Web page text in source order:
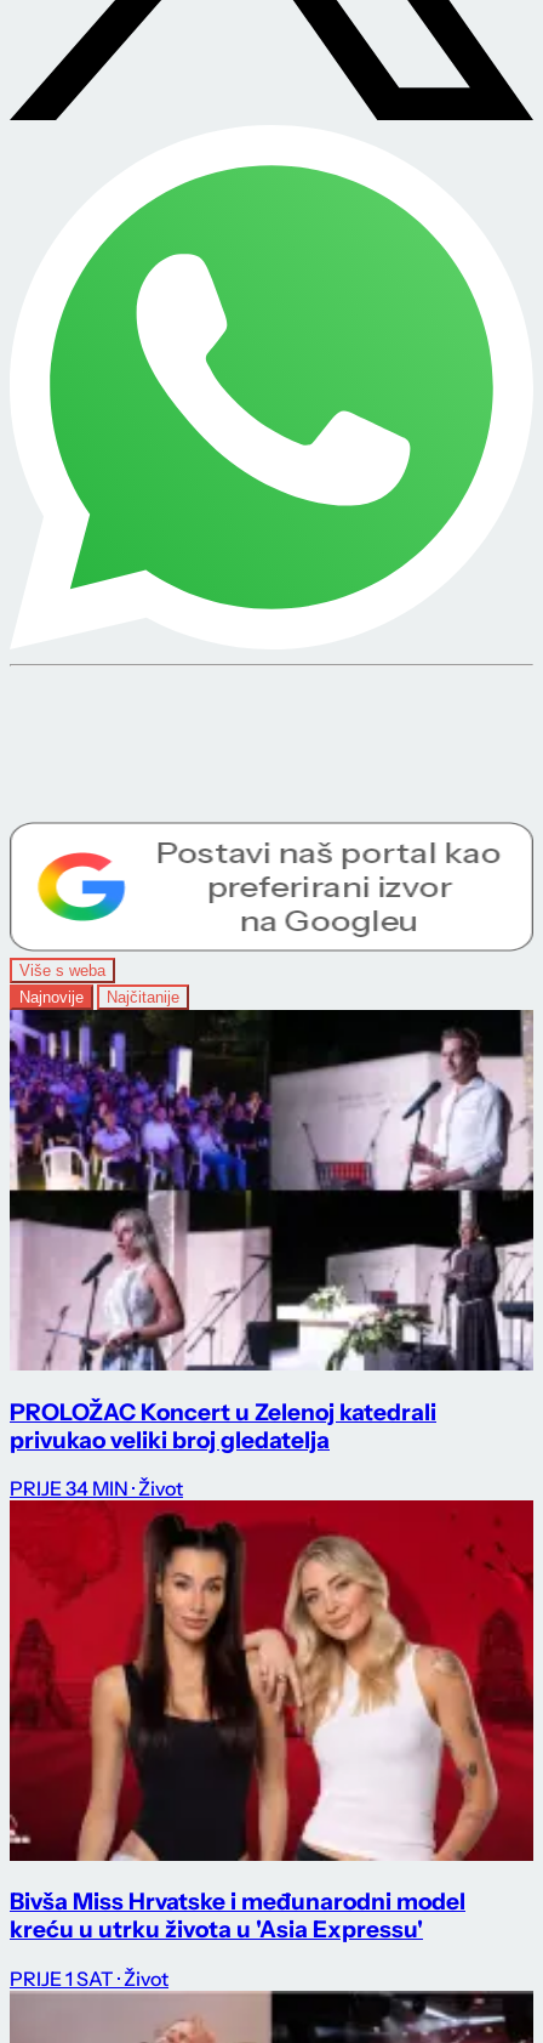
Više s weba
Najnovije
Najčitanije
PROLOŽAC Koncert u Zelenoj katedrali
privukao veliki broj gledatelja
PRIJE 34 MIN · Život
Bivša Miss Hrvatske i međunarodni model
kreću u utrku života u 'Asia Expressu'
PRIJE 1 SAT · Život